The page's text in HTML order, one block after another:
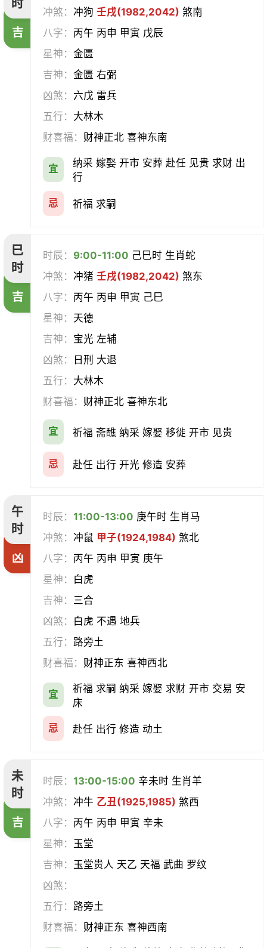
吉
冲煞：冲狗壬戌(1982,2042) 煞南
八字： 丙午 丙申 甲寅 戊辰
星神：金匮
吉神：金匮 右弼
凶煞： 六戊 雷兵
五行： 大林木
财喜福： 财神正北 喜神东南
宜
纳采 嫁娶 开市 安葬 赴任 见贵 求财 出
行
忌 祈福 求嗣
巳
时
吉
时辰： 9:00-11:00 己巳时 生肖蛇
冲煞：冲猪壬戌(1982,2042) 煞东
八字： 丙午 丙申 甲寅 己巳
星神： 天德
吉神： 宝光 左辅
凶煞：
日刑 大退
五行： 大林木
财喜福： 财神正北 喜神东北
宜 祈福 斋醮 纳采 嫁娶 移徙 开市 见贵
忌 赴任 出行 开光 修造 安葬
午
时
凶
时辰：11:00-13:00 庚午时 生肖马
冲煞：冲鼠 甲子(1924,1984) 煞北
八字： 丙午 丙申 甲寅 庚午
星神： 白虎
吉神： 三合
凶煞： 白虎 不遇 地兵
五行： 路旁土
财喜福： 财神正东 喜神西北
宜
祈福 求嗣 纳采 嫁娶 求财 开市 交易 安
床
忌 赴任 出行 修造 动土
未
时
吉
时辰：13:00-15:00 辛未时 生肖羊
冲煞：冲牛 乙丑(1925,1985) 煞西
八字： 丙午 丙申 甲寅 辛未
星神： 玉堂
吉神： 玉堂贵人 天乙 天福 武曲 罗纹
凶煞：
五行：路旁土
财喜福： 财神正东 喜神西南